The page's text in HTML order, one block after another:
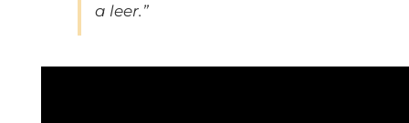
a leer.”